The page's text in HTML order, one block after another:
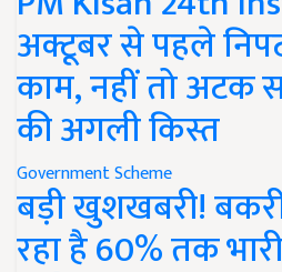
अक्टूबर से पहले
काम, नहीं तो अटक
की अगली किस्त
Government Scheme
बड़ी खुशखबरी!
रहा है 60% तक